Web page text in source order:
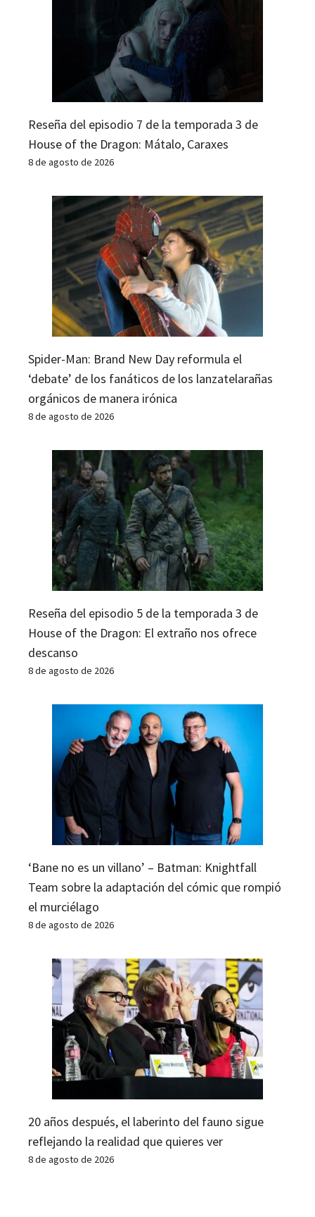
Reseña del episodio 7 de la temporada 3 de
House of the Dragon: Mátalo, Caraxes
8 de agosto de 2026
Spider-Man: Brand New Day reformula el
‘debate’ de los fanáticos de los lanzatelarañas
orgánicos de manera irónica
8 de agosto de 2026
Reseña del episodio 5 de la temporada 3 de
House of the Dragon: El extraño nos ofrece
descanso
8 de agosto de 2026
‘Bane no es un villano’ – Batman: Knightfall
Team sobre la adaptación del cómic que rompió
el murciélago
8 de agosto de 2026
20 años después, el laberinto del fauno sigue
reflejando la realidad que quieres ver
8 de agosto de 2026